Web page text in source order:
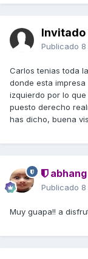
Invitado
Publicado
Carlos tenias toda
donde esta
izquierdo por lo
puesto derecho
has dicho, buena
abhang
Publicado
Muy guapa!! a